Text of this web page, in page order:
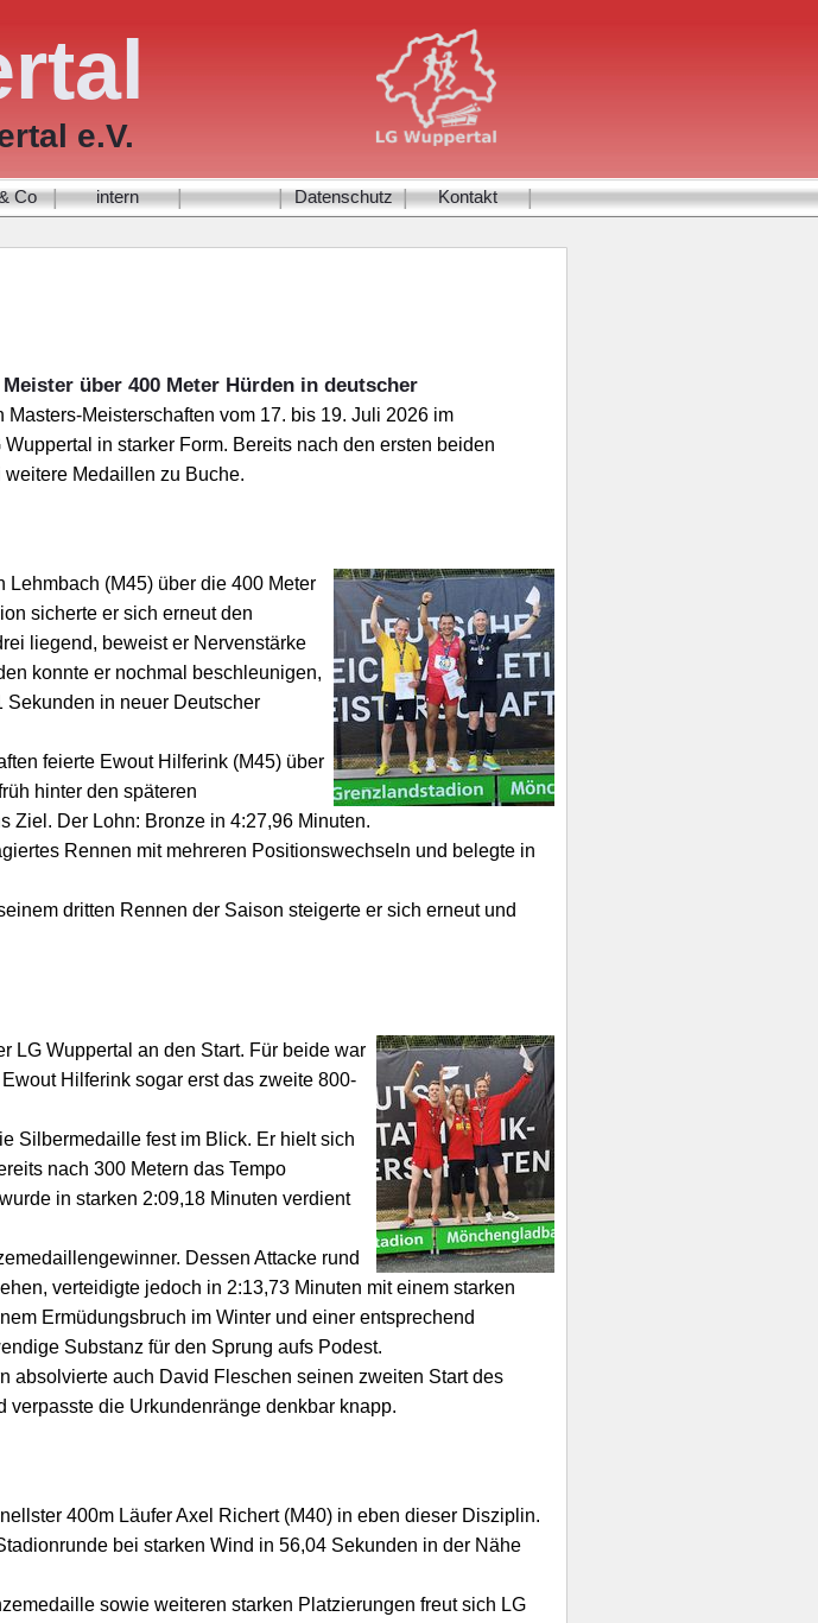
e.V.
Co | intern | | Datenschutz | Kontakt |
über 400 Meter Hürden in deutscher
Masters-Meisterschaften vom 17. bis 19. Juli 2026 im
in starker Form. Bereits nach den ersten beiden
Medaillen zu Buche.
Lehmbach (M45) über die 400 Meter
sicherte er sich erneut den
liegend, beweist er Nervenstärke
konnte er nochmal beschleunigen,
Sekunden in neuer Deutscher
feierte Ewout Hilferink (M45) über
hinter den späteren
Ziel. Der Lohn: Bronze in 4:27,96 Minuten.
Rennen mit mehreren Positionswechseln und belegte in
dritten Rennen der Saison steigerte er sich erneut und
LG Wuppertal an den Start. Für beide war
Hilferink sogar erst das zweite 800-
Silbermedaille fest im Blick. Er hielt sich
nach 300 Metern das Tempo
in starken 2:09,18 Minuten verdient
Dessen Attacke rund
verteidigte jedoch in 2:13,73 Minuten mit einem starken
Ermüdungsbruch im Winter und einer entsprechend
Substanz für den Sprung aufs Podest.
absolvierte auch David Fleschen seinen zweiten Start des
die Urkundenränge denkbar knapp.
400m Läufer Axel Richert (M40) in eben dieser Disziplin.
bei starken Wind in 56,04 Sekunden in der Nähe
sowie weiteren starken Platzierungen freut sich LG